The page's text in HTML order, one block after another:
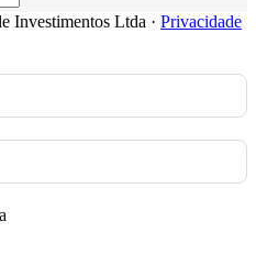
Investimentos Ltda · Privacidade